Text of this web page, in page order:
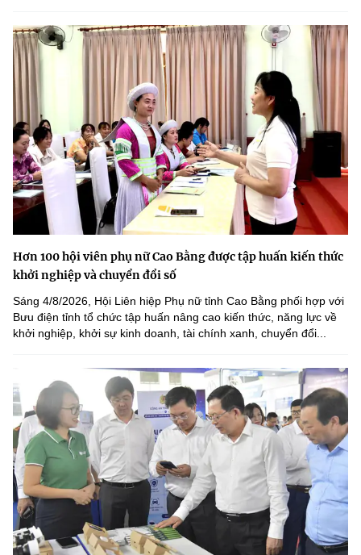
Hơn 100 hội viên phụ nữ Cao Bằng được tập huấn kiến thức
khởi nghiệp và chuyển đổi số
Sáng 4/8/2026, Hội Liên hiệp Phụ nữ tỉnh Cao Bằng phối hợp với
Bưu điện tỉnh tổ chức tập huấn nâng cao kiến thức, năng lực về
khởi nghiệp, khởi sự kinh doanh, tài chính xanh, chuyển đổi...